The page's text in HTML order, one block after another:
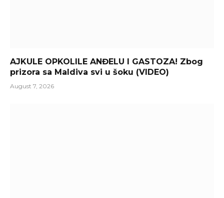
AJKULE OPKOLILE ANĐELU I GASTOZA! Zbog
prizora sa Maldiva svi u šoku (VIDEO)
August 7, 2026